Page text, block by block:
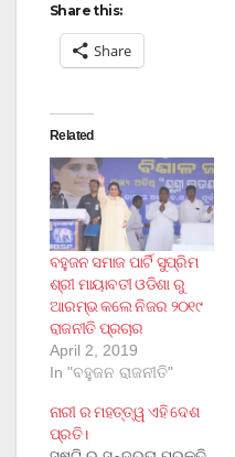
Share this:
Share
Related
ବହୁଜନ ସମାଜ ପାର୍ଟି ସୁପ୍ରିମ
ଶ୍ରୀ ମାୟାବତୀ ଓଡିଶା ରୁ
ଆରମ୍ଭ କଲେ ନିଜର ୨୦୧୯
ରାଜନୀତି ପ୍ରଚାର
April 2, 2019
In "ବହୁଜନ ରାଜନୀତି"
ନାରୀ ର ମହତ୍ତ୍ୱ ଏହି ଦେଶ
ପ୍ରତି।